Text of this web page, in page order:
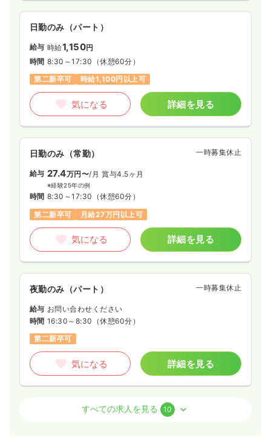
日勤のみ（パート）
給与 時給1,150円
時間 8:30～17:30 （休憩60分）
第二新卒可
時給1,100円以上可
気になる 詳細を見る
日勤のみ（常勤） 一時募集休止
給与 27.4万円〜/月 賞与4.5ヶ月
※経験25年の例
時間 8:30～17:30 （休憩60分）
第二新卒可
月給27万円以上可
気になる 詳細を見る
夜勤のみ（パート） 一時募集休止
給与 お問い合わせください
時間 16:30～8:30 （休憩60分）
第二新卒可
気になる 詳細を見る
すべての求人を見る 10